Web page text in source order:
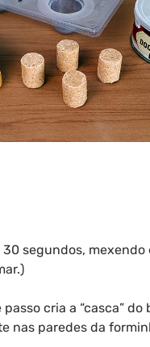
segundos, mexendo
cria a “casca” do
nas paredes da